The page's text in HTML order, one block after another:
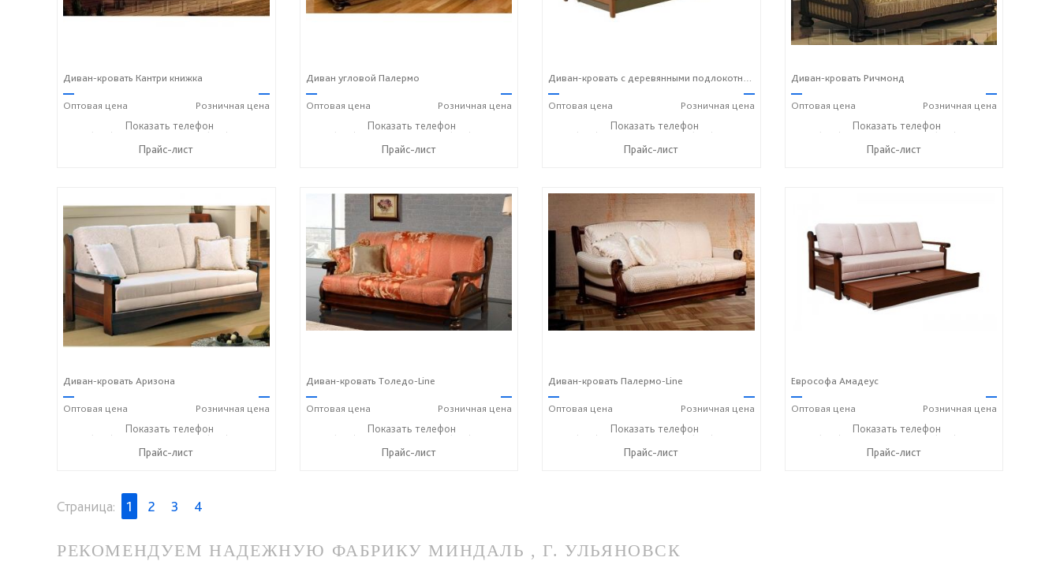
Диван-кровать Кантри книжка
—
Оптовая цена
—
Розничная цена
+7 (495) 357-13-00 ☎+7 (916) 406-57-50
Показать телефон
Прайс-лист
Диван угловой Палермо
—
Оптовая цена
—
Розничная цена
+7 (495) 357-13-00 ☎+7 (916) 406-57-50
Показать телефон
Прайс-лист
Диван-кровать с деревянными подлокотниками Невада
—
Оптовая цена
—
Розничная цена
+7 (495) 357-13-00 ☎+7 (916) 406-57-50
Показать телефон
Прайс-лист
Диван-кровать Ричмонд
—
Оптовая цена
—
Розничная цена
+7 (495) 357-13-00 ☎+7 (916) 406-57-50
Показать телефон
Прайс-лист
Диван-кровать Аризона
—
Оптовая цена
—
Розничная цена
+7 (495) 357-13-00 ☎+7 (916) 406-57-50
Показать телефон
Прайс-лист
Диван-кровать Толедо-Line
—
Оптовая цена
—
Розничная цена
+7 (495) 357-13-00 ☎+7 (916) 406-57-50
Показать телефон
Прайс-лист
Диван-кровать Палермо-Line
—
Оптовая цена
—
Розничная цена
+7 (495) 357-13-00 ☎+7 (916) 406-57-50
Показать телефон
Прайс-лист
Еврософа Амадеус
—
Оптовая цена
—
Розничная цена
+7 (495) 357-13-00 ☎+7 (916) 406-57-50
Показать телефон
Прайс-лист
Страница: 1 2 3 4
РЕКОМЕНДУЕМ НАДЕЖНУЮ ФАБРИКУ МИНДАЛЬ , Г. УЛЬЯНОВСК